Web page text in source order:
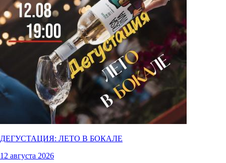
ДЕГУСТАЦИЯ: ЛЕТО В БОКАЛЕ
12 августа 2026